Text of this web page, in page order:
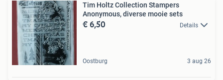
Tim Holtz Collection Stampers
Anonymous, diverse mooie sets
€ 6,50 Details
Oostburg 3 aug 26